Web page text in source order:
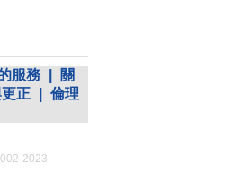
服務
關
正
倫理
2023